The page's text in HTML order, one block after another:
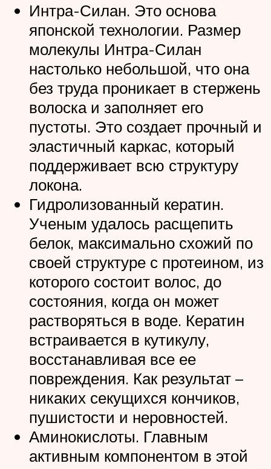
Интра-Силан. Это основа
японской технологии. Размер
молекулы Интра-Силан
настолько небольшой, что она
без труда проникает в стержень
волоска и заполняет его
пустоты. Это создает прочный и
эластичный каркас, который
поддерживает всю структуру
локона.
Гидролизованный кератин.
Ученым удалось расщепить
белок, максимально схожий по
своей структуре с протеином, из
которого состоит волос, до
состояния, когда он может
растворяться в воде. Кератин
встраивается в кутикулу,
восстанавливая все ее
повреждения. Как результат –
никаких секущихся кончиков,
пушистости и неровностей.
Аминокислоты. Главным
активным компонентом в этой